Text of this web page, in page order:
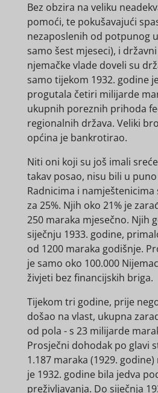
Bez obzira na veliku
pomoći, te pokušavajući
nezaposlenih od potpunog
samo šest mjeseci), i
njemačke vlade doveli su
samo tijekom 1932. godine
progutala četiri milijarde
ukupnih poreznih prihoda
regionalnih država. Veliki
općina je bankrotirao.
Niti oni koji su još imali
takav posao, nisu bili u
Radnicima i
za 25%. Njih oko 21% je
250 maraka mjesečno. Njih
siječnju 1933. godine,
od 1200 maraka godišnje.
je samo oko 100.000
živjeti bez financijskih briga.
Tijekom tri godine, prije
došao na vlast, ukupna
od pola - s 23 milijarde
Prosječni dohodak po glavi
1.187 maraka (1929.
je 1932. godine bila jedva
preživljavanja. Do siječnja